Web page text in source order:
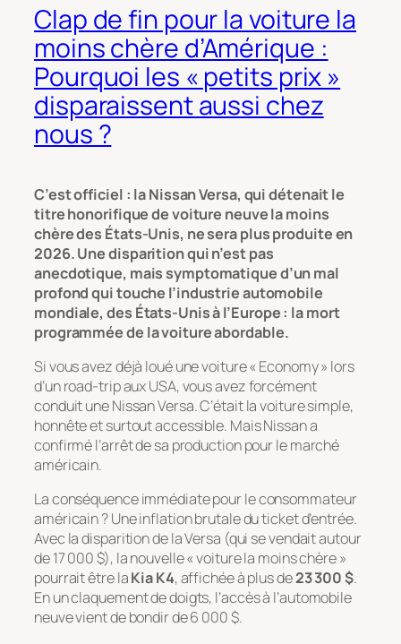
Clap de fin pour la voiture la
moins chère d’Amérique :
Pourquoi les « petits prix »
disparaissent aussi chez
nous ?
C’est officiel : la Nissan Versa, qui détenait le
titre honorifique de voiture neuve la moins
chère des États-Unis, ne sera plus produite en
2026. Une disparition qui n’est pas
anecdotique, mais symptomatique d’un mal
profond qui touche l’industrie automobile
mondiale, des États-Unis à l’Europe : la mort
programmée de la voiture abordable.
Si vous avez déjà loué une voiture « Economy » lors
d’un road-trip aux USA, vous avez forcément
conduit une Nissan Versa. C’était la voiture simple,
honnête et surtout accessible. Mais Nissan a
confirmé l’arrêt de sa production pour le marché
américain.
La conséquence immédiate pour le consommateur
américain ? Une inflation brutale du ticket d’entrée.
Avec la disparition de la Versa (qui se vendait autour
de 17 000 $), la nouvelle « voiture la moins chère »
pourrait être laKia K4, affichée à plus de23 300 $.
En un claquement de doigts, l’accès à l’automobile
neuve vient de bondir de 6 000 $.